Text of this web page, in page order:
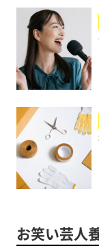
お笑い芸人